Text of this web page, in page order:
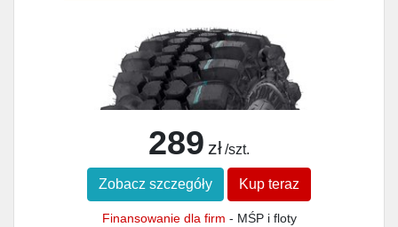
289 zł /szt.
Zobacz szczegóły Kup teraz
Finansowanie dla firm - MŚP i floty